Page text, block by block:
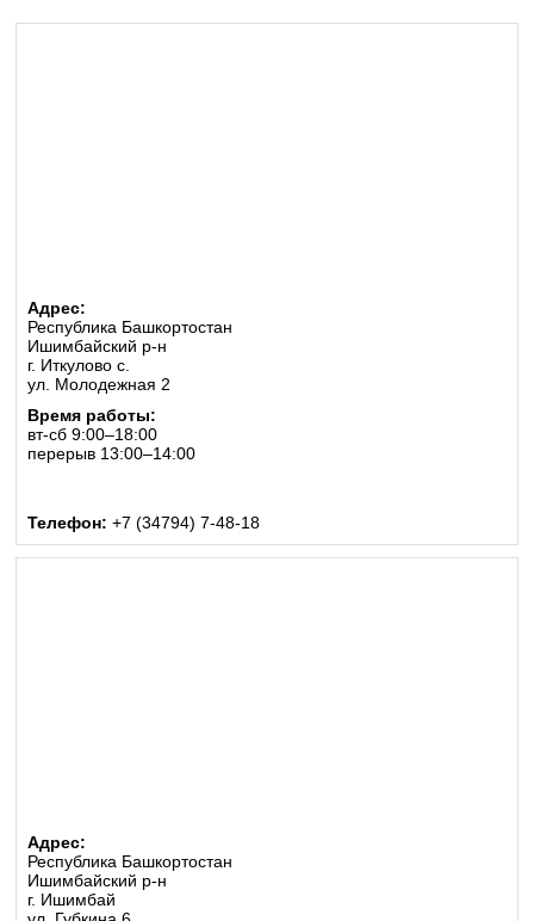
Адрес:
Республика Башкортостан
Ишимбайский р-н
г. Иткулово с.
ул. Молодежная 2
Время работы:
вт-сб 9:00–18:00
перерыв 13:00–14:00
Телефон: +7 (34794) 7-48-18
Адрес:
Республика Башкортостан
Ишимбайский р-н
г. Ишимбай